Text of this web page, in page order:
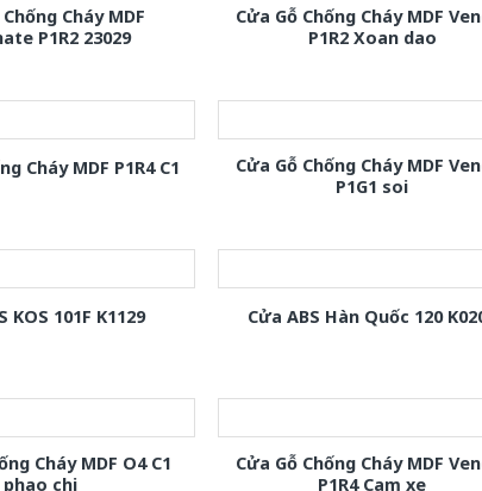
Cháy MDF
P1R2 23029
Cửa Gỗ Chống Cháy MDF
P1R2 Xoan dao
Cháy MDF P1R4 C1
Cửa Gỗ Chống Cháy MDF
P1G1 soi
KOS 101F K1129 Cửa ABS Hàn Quốc 120
Cháy MDF O4 C1
phao chi
Cửa Gỗ Chống Cháy MDF
P1R4 Cam xe